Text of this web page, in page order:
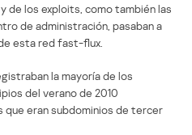
de los exploits, como también las
de administración, pasaban a
esta red fast-flux.
la mayoría de los
del verano de 2010
que eran subdominios de tercer